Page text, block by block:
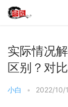
实际情况
区别？对
小白 • 2022/10/